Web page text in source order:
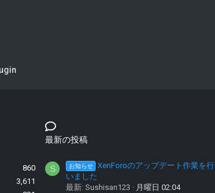
860
3,611
最新の投稿
S お知らせ XenForoのアップデート作業を行
いました
最新: Sushisan123
月曜日 02:04